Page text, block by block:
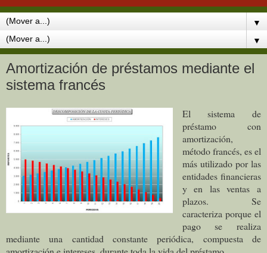
▼
▼
Amortización de préstamos mediante el
sistema francés
El sistema de
préstamo con
amortización,
método francés, es el
más utilizado por las
entidades financieras
y en las ventas a
plazos. Se
caracteriza porque el
pago se realiza
mediante una cantidad constante periódica, compuesta de